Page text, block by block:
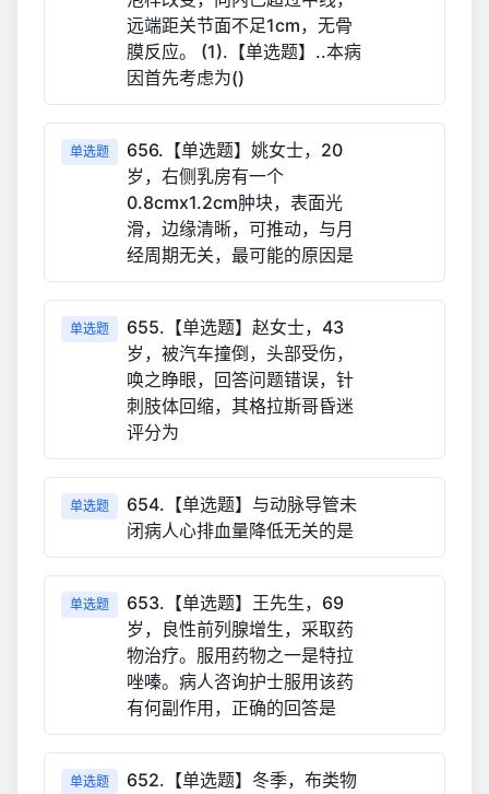
远端距关节面不足1cm，无骨
膜反应。 (1).【单选题】..本病
因首先考虑为()
单选题
656.【单选题】姚女士，20
岁，右侧乳房有一个
0.8cmx1.2cm肿块，表面光
滑，边缘清晰，可推动，与月
经周期无关，最可能的原因是
单选题
655.【单选题】赵女士，43
岁，被汽车撞倒，头部受伤，
唤之睁眼，回答问题错误，针
刺肢体回缩，其格拉斯哥昏迷
评分为
单选题
654.【单选题】与动脉导管未
闭病人心排血量降低无关的是
单选题
653.【单选题】王先生，69
岁，良性前列腺增生，采取药
物治疗。服用药物之一是特拉
唑嗪。病人咨询护士服用该药
有何副作用，正确的回答是
单选题
652.【单选题】冬季，布类物